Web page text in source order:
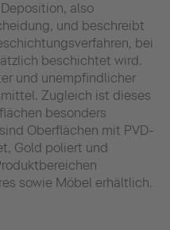
also
und beschreibt
bei
beschichtet wird.
und unempfindlicher
Zugleich ist dieses
besonders
Oberflächen mit PVD-
Gold poliert und
sowie Möbel erhältlich.